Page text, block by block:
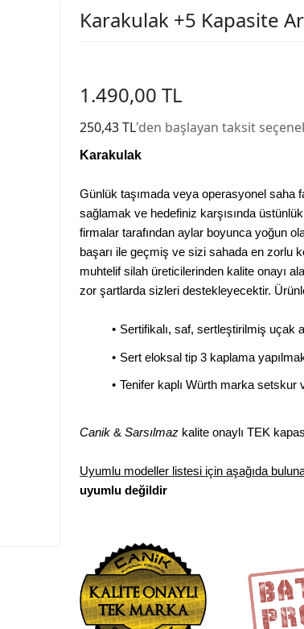
Karakulak +5 Kapasite
1.490,00 TL
250,43 TL'den başlayan taksit
Karakulak
Günlük taşımada veya operasyonel saha
sağlamak ve hedefiniz karşısında
firmalar tarafından aylar boyunca yoğun
başarı ile geçmiş ve sizi sahada en zorlu
muhtelif silah üreticilerinden kalite onayı
zor şartlarda sizleri destekleyecektir.
• Sertifikalı, saf, sertleştirilmiş uçak
• Sert eloksal tip 3 kaplama
• Tenifer kaplı Würth marka setskur
Canik & Sarsılmaz kalite onaylı TEK
Uyumlu modeller listesi için aşağıda
uyumlu değild ir